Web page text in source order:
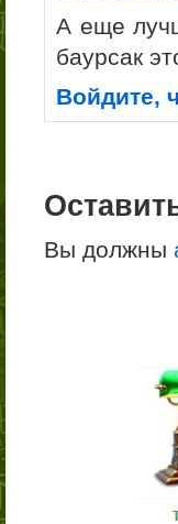
А еще
баурсак
Войдите,
Вы должны